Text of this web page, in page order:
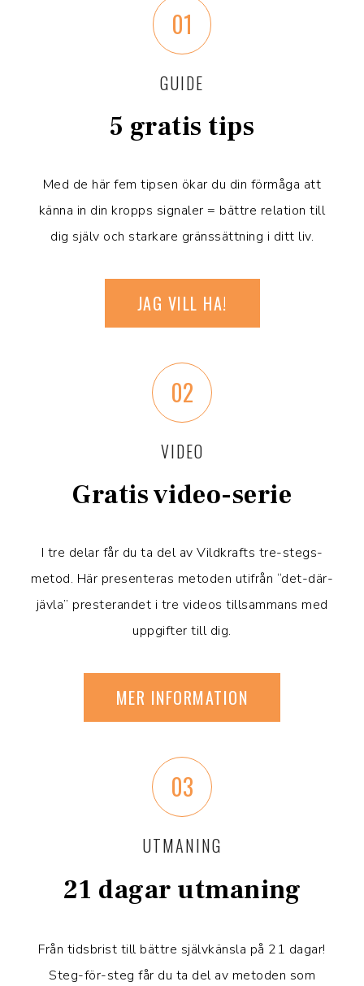
01
GUIDE
5 gratis tips
Med de här fem tipsen ökar du din förmåga att
känna in din kropps signaler = bättre relation till
dig själv och starkare gränssättning i ditt liv.
JAG VILL HA!
02
VIDEO
Gratis video-serie
I tre delar får du ta del av Vildkrafts tre-stegs-
metod. Här presenteras metoden utifrån “det-där-
jävla” presterandet i tre videos tillsammans med
uppgifter till dig.
MER INFORMATION
03
UTMANING
21 dagar utmaning
Från tidsbrist till bättre självkänsla på 21 dagar!
Steg-för-steg får du ta del av metoden som